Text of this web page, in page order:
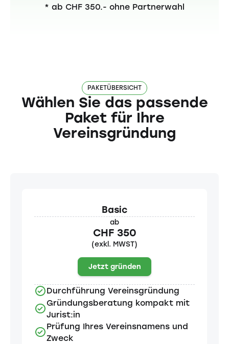
* ab CHF 350.- ohne Partnerwahl
PAKETÜBERSICHT
Wählen Sie das passende
Paket für Ihre
Vereinsgründung
Basic
ab
CHF 350
(exkl. MWST)
Jetzt gründen
Durchführung Vereinsgründung
Gründungsberatung kompakt mit
Jurist:in
Prüfung Ihres Vereinsnamens und
Zweck